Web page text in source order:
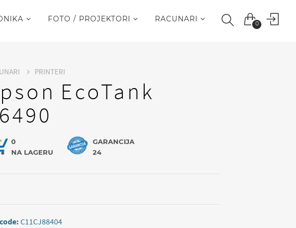
0
FOTO / PROJEKTORI RACUNARI
PRINTERI
EcoTank
0
NA LAGERU
GARANCIJA
24
C11CJ88404